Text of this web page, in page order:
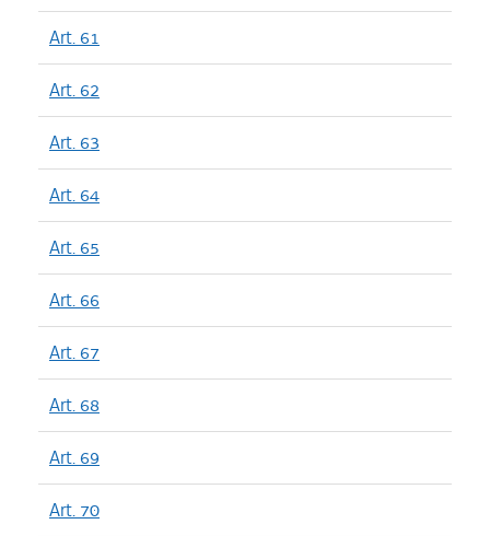
Art. 61
Art. 62
Art. 63
Art. 64
Art. 65
Art. 66
Art. 67
Art. 68
Art. 69
Art. 70